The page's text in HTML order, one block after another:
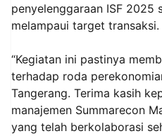
penyelenggaraan ISF 2025
melampaui target transaksi.
“Kegiatan ini pastinya
terhadap roda
Tangerang. Terima kasih
manajemen Summarecon
yang telah berkolaborasi